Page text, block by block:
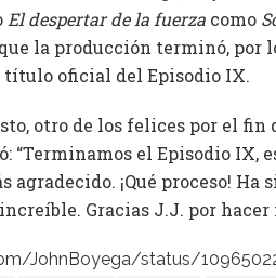
El despertar de la fuerza como
la producción terminó, por
título oficial del Episodio IX.
otro de los felices por el fin
“Terminamos el Episodio IX,
agradecido. ¡Qué proceso!
Gracias J.J. por hacer
JohnBoyega/status/